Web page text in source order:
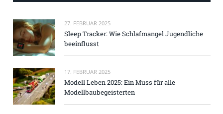
27. FEBRUAR 2025
Sleep Tracker: Wie Schlafmangel Jugendliche
beeinflusst
17. FEBRUAR 2025
Modell Leben 2025: Ein Muss für alle
Modellbaubegeisterten